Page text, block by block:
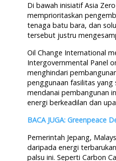
Di bawah inisiatif Asia
memprioritaskan
tenaga batu bara, dan
tersebut justru
Oil Change International
Intergovernmental Panel
menghindari
penggunaan fasilitas yang
mendanai pembangunan
energi berkeadilan dan
BACA JUGA: Greenpeace
Pemerintah Jepang,
daripada energi
palsu ini. Seperti Carbon